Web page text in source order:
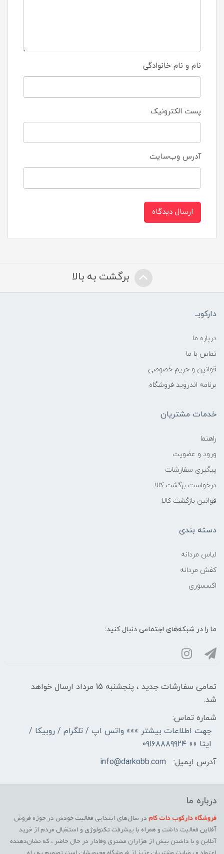
نام و نام خانوادگی
پست الکترونیک
آدرس وب‌سایت
ارسال دیدگاه
برگشت به بالا
دارکوبــ
درباره ما
تماس با ما
قوانین و حریم خصوصی
برنامه اندروید فروشگاه
خدمات مشتریان
راهنما
ورود و عضویت
پیگیری سفارشات
درخواست برگشت کالا
قوانین بازگشت کالا
دسته بندی
لباس مردانه
کفش مردانه
اکسسوری
ما را در شبکه‌های اجتماعی دنبال کنید:
تمامی سفارشات جدید ، پنجشنبه 15 مرداد ارسال خواهد
شد.
شماره تماس:
جهت اطلاعات بیشتر »»» واتس اپ / تلگرام / روبیکا /
ایتا »» ۰۹۱۶۸۸۸۹۹۲۴
آدرس ایمیل:
info@darkobb.com
درباره ما
فروشگاه دارکوب دات کامدر سال‌های ابتدایی فعالیت خودش در حوزه فروش
آفلاین فعالیت داشت و همراه با پیشرفت تکنولوژی و استقبال مردم از خرید
آنلاین و با داشتن بیش از هزاران مشتری وفادار در حال حاضر ، که نشان‌دهنده